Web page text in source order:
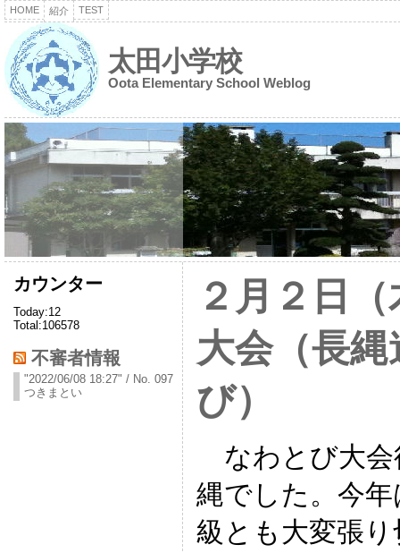
HOME 紹介 TEST
太田小学校
Oota Elementary School Weblog
カウンター
Today:12
Total:106578
不審者情報
"2022/06/08 18:27" / No. 097
つきまとい
２月２日
大会（長
び）
なわとび大会
縄でした。今
級とも大変張